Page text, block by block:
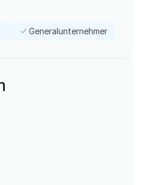
Generalunternehmer